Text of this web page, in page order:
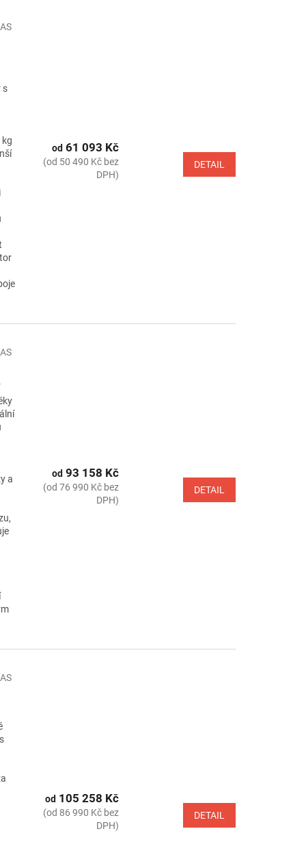
s
od 61 093 Kč
(od 50 490 Kč bez
DPH)
DETAIL
a
od 93 158 Kč
(od 76 990 Kč bez
DPH)
DETAIL
od 105 258 Kč
(od 86 990 Kč bez
DPH)
DETAIL